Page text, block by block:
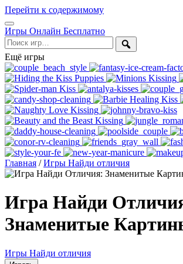
Перейти к содержимому
Открыть
меню
Игры Онлайн Бесплатно
Поиск
Ещё игры
Главная / Игры Найди отличия
Игра Найди
Знаменитые
Игры Найди отличия